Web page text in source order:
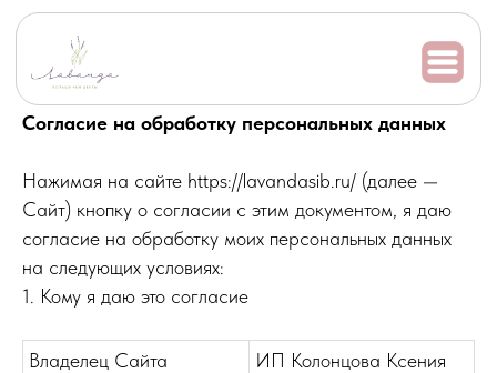
Согласие на обработку персональных данных
Нажимая на сайте https://lavandasib.ru/ (далее —
Сайт) кнопку о согласии с этим документом, я даю
согласие на обработку моих персональных данных
на следующих условиях:
1. Кому я даю это согласие
Владелец Сайта
ИП Колонцова Ксения